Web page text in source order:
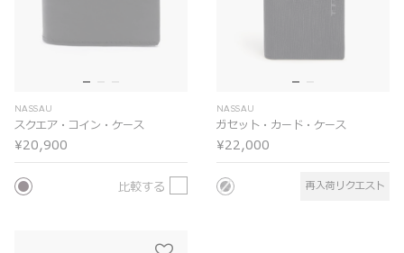
NASSAU
スクエア・コイン・ケース
¥20,900
比較する
NASSAU
ガセット・カード・ケース
¥22,000
再入荷リクエスト